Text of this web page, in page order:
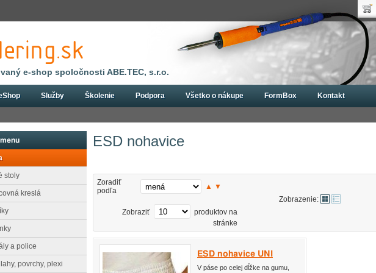
ESD nohavice
Zoradiť
podľa
▲ ▼
Zobrazenie:
Zobraziť
produktov na
stránke
ESD nohavice UNI
V páse po celej dĺžke na gumu,
stoly
kreslá
a police
povrchy, plexi
e-shop spoločnosti ABE.TEC, s.r.o.
Služby Školenie Podpora Všetko o nákupe FormBox Kontakt